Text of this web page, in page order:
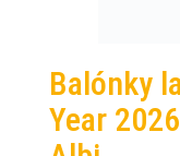
Balónky
Year